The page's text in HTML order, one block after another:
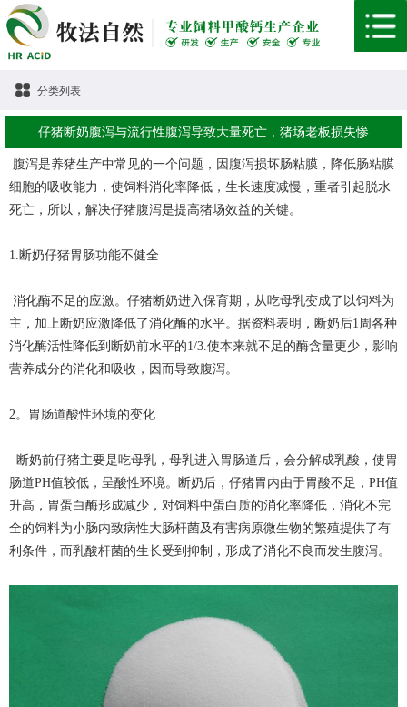
分类列表
仔猪断奶腹泻与流行性腹泻导致大量死亡，猪场老板损失惨
腹泻是养猪生产中常见的一个问题，因腹泻损坏肠粘膜，降低肠粘膜
细胞的吸收能力，使饲料消化率降低，生长速度减慢，重者引起脱水
死亡，所以，解决仔猪腹泻是提高猪场效益的关键。
1.断奶仔猪胃肠功能不健全
消化酶不足的应激。仔猪断奶进入保育期，从吃母乳变成了以饲料为
主，加上断奶应激降低了消化酶的水平。据资料表明，断奶后1周各种
消化酶活性降低到断奶前水平的1/3.使本来就不足的酶含量更少，影响
营养成分的消化和吸收，因而导致腹泻。
2。胃肠道酸性环境的变化
断奶前仔猪主要是吃母乳，母乳进入胃肠道后，会分解成乳酸，使胃
肠道PH值较低，呈酸性环境。断奶后，仔猪胃内由于胃酸不足，PH值
升高，胃蛋白酶形成减少，对饲料中蛋白质的消化率降低，消化不完
全的饲料为小肠内致病性大肠杆菌及有害病原微生物的繁殖提供了有
利条件，而乳酸杆菌的生长受到抑制，形成了消化不良而发生腹泻。